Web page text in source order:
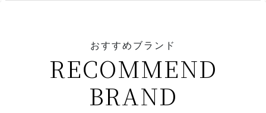
おすすめブランド
RECOMMEND
BRAND